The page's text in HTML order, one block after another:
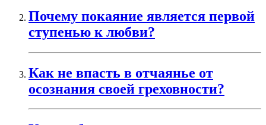
Почему покаяние является первой
ступенью к любви?
Как не впасть в отчаянье от
осознания своей греховности?